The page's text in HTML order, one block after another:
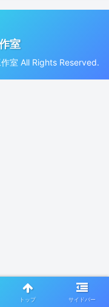
室
室 All Rights Reserved.
トップ サイドバー